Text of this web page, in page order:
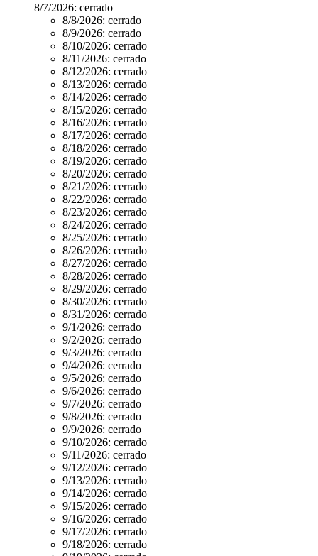
8/7/2026: cerrado
8/8/2026: cerrado
8/9/2026: cerrado
8/10/2026: cerrado
8/11/2026: cerrado
8/12/2026: cerrado
8/13/2026: cerrado
8/14/2026: cerrado
8/15/2026: cerrado
8/16/2026: cerrado
8/17/2026: cerrado
8/18/2026: cerrado
8/19/2026: cerrado
8/20/2026: cerrado
8/21/2026: cerrado
8/22/2026: cerrado
8/23/2026: cerrado
8/24/2026: cerrado
8/25/2026: cerrado
8/26/2026: cerrado
8/27/2026: cerrado
8/28/2026: cerrado
8/29/2026: cerrado
8/30/2026: cerrado
8/31/2026: cerrado
9/1/2026: cerrado
9/2/2026: cerrado
9/3/2026: cerrado
9/4/2026: cerrado
9/5/2026: cerrado
9/6/2026: cerrado
9/7/2026: cerrado
9/8/2026: cerrado
9/9/2026: cerrado
9/10/2026: cerrado
9/11/2026: cerrado
9/12/2026: cerrado
9/13/2026: cerrado
9/14/2026: cerrado
9/15/2026: cerrado
9/16/2026: cerrado
9/17/2026: cerrado
9/18/2026: cerrado